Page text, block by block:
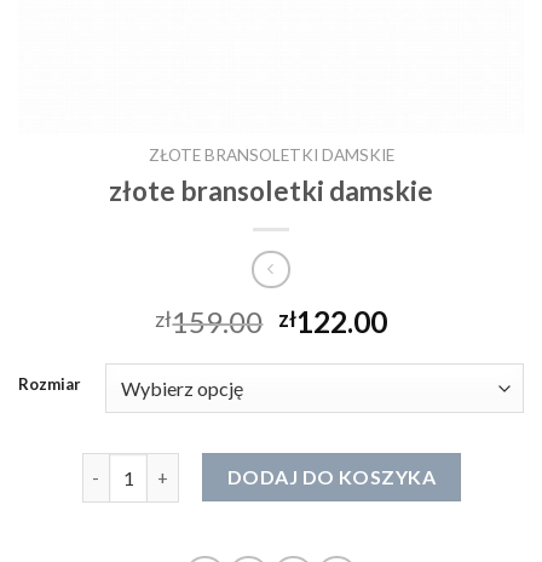
ZŁOTE BRANSOLETKI DAMSKIE
złote bransoletki damskie
zł159.00 zł122.00
Rozmiar
ilość złote bransoletki damskieDODAJ DO KOSZYKA